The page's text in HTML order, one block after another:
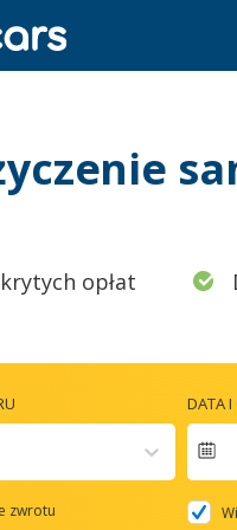
opłat
zwrotu
DATA
to